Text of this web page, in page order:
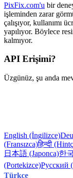
PixFix.com'u bir
işleminden zarar
çalışıyor, kullanımı
yapılıyor. Böylece
kalmıyor.
API Erişimi?
Üzgünüz, şu anda
English (İngilizce)
(Fransızca)हिन्दी
日本語 (Japonca)한
(Portekizce)Русский
Türkçe